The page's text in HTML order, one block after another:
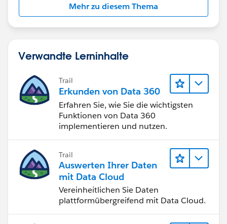
Mehr zu diesem Thema
Verwandte Lerninhalte
Trail
Erkunden von Data 360
Erfahren Sie, wie Sie die wichtigsten
Funktionen von Data 360
implementieren und nutzen.
Trail
Auswerten Ihrer Daten
mit Data Cloud
Vereinheitlichen Sie Daten
plattformübergreifend mit Data Cloud.